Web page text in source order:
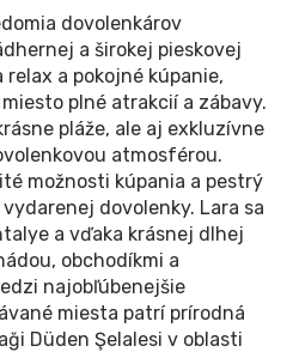
dovolenkárov
a širokej pieskovej
relax a pokojné kúpanie,
plné atrakcií a zábavy.
pláže, ale aj exkluzívne
atmosférou.
možnosti kúpania a pestrý
dovolenky. Lara sa
a vďaka krásnej dlhej
obchodíkmi a
najobľúbenejšie
miesta patrí prírodná
Düden Şelalesi v oblasti